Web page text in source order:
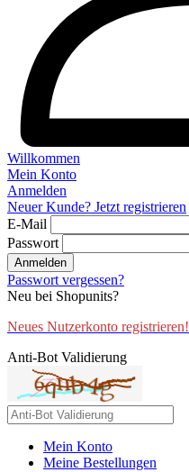
Willkommen
Mein Konto
Anmelden
Neuer Kunde? Jetzt registrieren
E-Mail
Passwort
Anmelden
Passwort vergessen?
Neu bei Shopunits?
Neues Nutzerkonto registrieren!
Anti-Bot Validierung
Mein Konto
Meine Bestellungen